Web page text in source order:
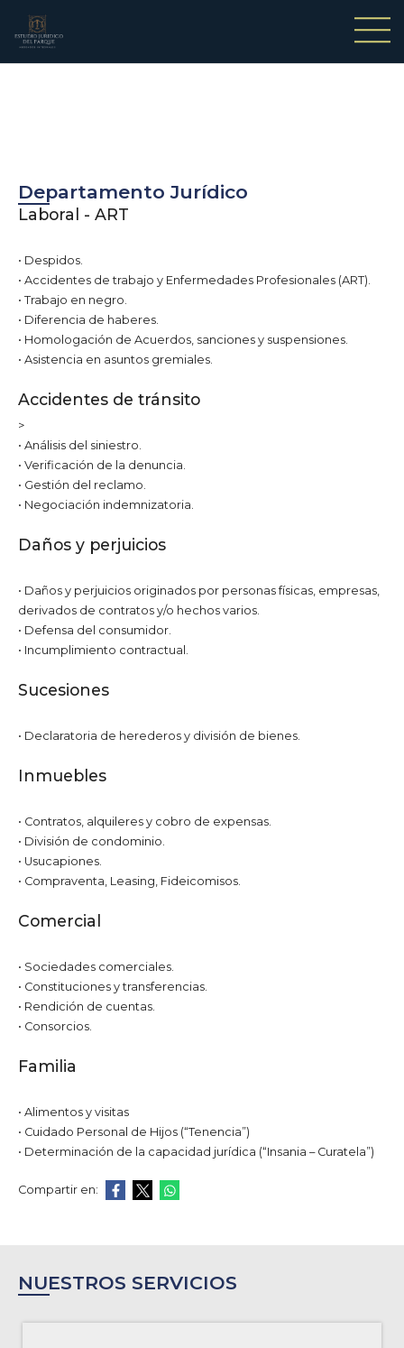
Departamento Jurídico
Laboral - ART
• Despidos.
• Accidentes de trabajo y Enfermedades Profesionales (ART).
• Trabajo en negro.
• Diferencia de haberes.
• Homologación de Acuerdos, sanciones y suspensiones.
• Asistencia en asuntos gremiales.
Accidentes de tránsito
>
• Análisis del siniestro.
• Verificación de la denuncia.
• Gestión del reclamo.
• Negociación indemnizatoria.
Daños y perjuicios
• Daños y perjuicios originados por personas físicas, empresas,
derivados de contratos y/o hechos varios.
• Defensa del consumidor.
• Incumplimiento contractual.
Sucesiones
• Declaratoria de herederos y división de bienes.
Inmuebles
• Contratos, alquileres y cobro de expensas.
• División de condominio.
• Usucapiones.
• Compraventa, Leasing, Fideicomisos.
Comercial
• Sociedades comerciales.
• Constituciones y transferencias.
• Rendición de cuentas.
• Consorcios.
Familia
• Alimentos y visitas
• Cuidado Personal de Hijos (“Tenencia”)
• Determinación de la capacidad jurídica (“Insania – Curatela”)
Compartir en:
NUESTROS SERVICIOS